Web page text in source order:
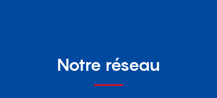
Notre réseau